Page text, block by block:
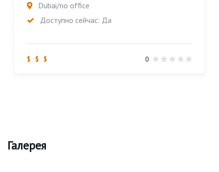
Dubai/no office
Доступно сейчас: Да
$ $ $ 0
Галерея